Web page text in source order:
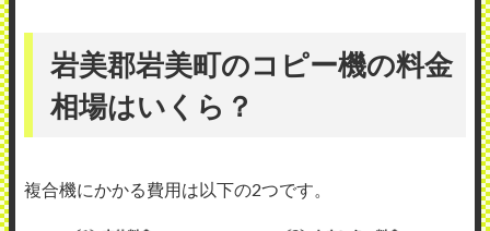
岩美郡岩美町のコピー機の料金
相場はいくら？
複合機にかかる費用は以下の2つです。